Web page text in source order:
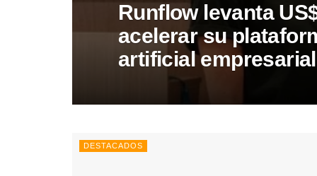
Runflow levanta
acelerar su
artificial empresarial
DESTACADOS